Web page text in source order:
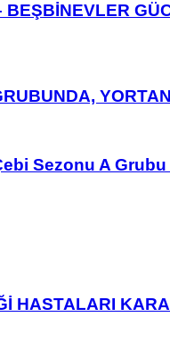
BEŞBİNEVLER
Sezonu A
HASTALARI